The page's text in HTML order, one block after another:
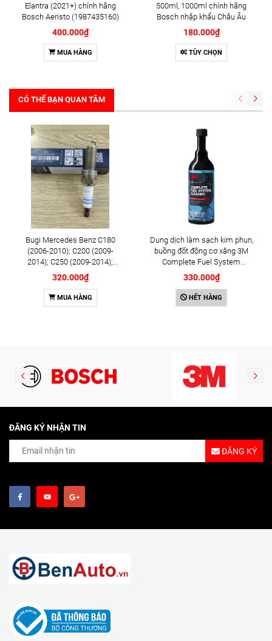
Elantra (2021+) chính hãng
Bosch Aeristo (1987435160)
400.000₫
MUA HÀNG
500ml, 1000ml chính hãng
Bosch nhập khẩu Châu Âu
180.000₫
TÙY CHỌN
CÓ THỂ BẠN QUAN TÂM
Bugi Mercedes Benz C180
(2006-2010); C200 (2009-
2014); C250 (2009-2014);
E250 (2009-2013); G500
(2008-2015); GL450 (2006-
2012), S500 (2005-2011);
SLK200 (2011-2015) chính
320.000₫
MUA HÀNG
Dung dịch làm sạch kim phun,
buồng đốt động cơ xăng 3M
Complete Fuel System
Cleaner 473ml (08813)
330.000₫
HẾT HÀNG
ĐĂNG KÝ NHẬN TIN
ĐĂNG KÝ